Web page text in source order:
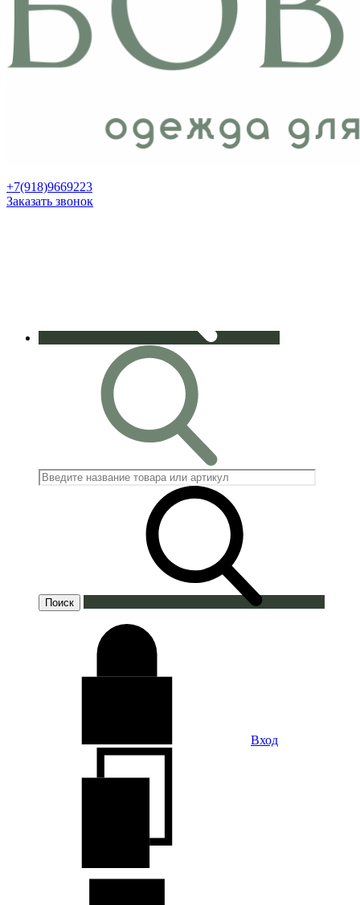
+7(918)9669223
Заказать звонок
Вход